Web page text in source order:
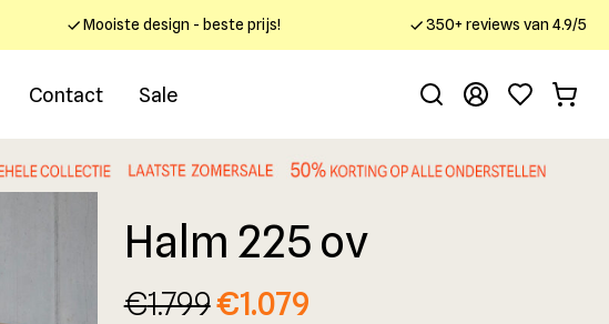
Mooiste design - beste prijs! 350+ reviews van 4.9/5
Contact Sale
Halm 225 ov
€1.799€1.079